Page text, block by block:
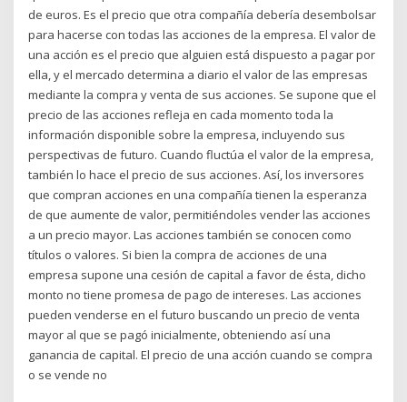
de euros. Es el precio que otra compañía debería desembolsar
para hacerse con todas las acciones de la empresa. El valor de
una acción es el precio que alguien está dispuesto a pagar por
ella, y el mercado determina a diario el valor de las empresas
mediante la compra y venta de sus acciones. Se supone que el
precio de las acciones refleja en cada momento toda la
información disponible sobre la empresa, incluyendo sus
perspectivas de futuro. Cuando fluctúa el valor de la empresa,
también lo hace el precio de sus acciones. Así, los inversores
que compran acciones en una compañía tienen la esperanza
de que aumente de valor, permitiéndoles vender las acciones
a un precio mayor. Las acciones también se conocen como
títulos o valores. Si bien la compra de acciones de una
empresa supone una cesión de capital a favor de ésta, dicho
monto no tiene promesa de pago de intereses. Las acciones
pueden venderse en el futuro buscando un precio de venta
mayor al que se pagó inicialmente, obteniendo así una
ganancia de capital. El precio de una acción cuando se compra
o se vende no